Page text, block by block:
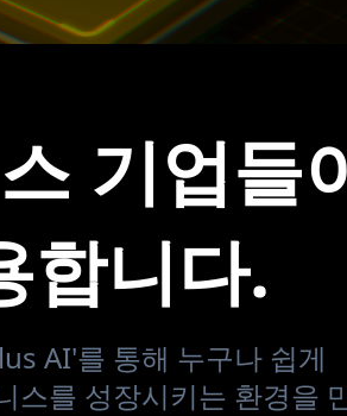
기업들
합니다.
AI'를 통해 누구나 쉽게
스를 성장시키는 환경을